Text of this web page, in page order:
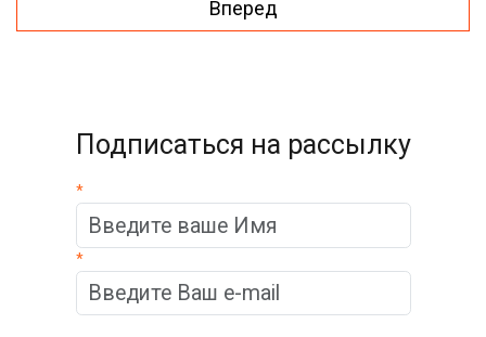
Вперед
Подписаться на рассылку
*
*